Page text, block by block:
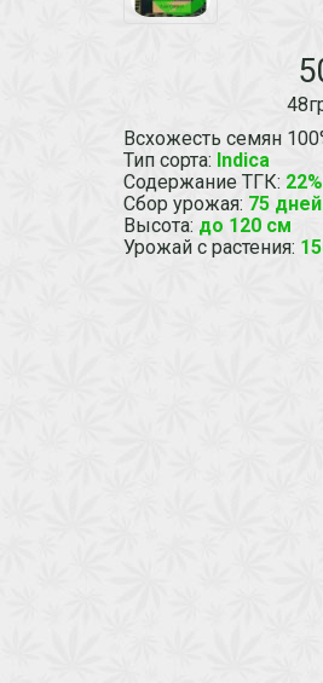
Всхожесть семян
Тип сорта: Indica
Содержание ТГК: 22%
Сбор урожая: 75 дней
Высота: до 120 см
Урожай с растения: